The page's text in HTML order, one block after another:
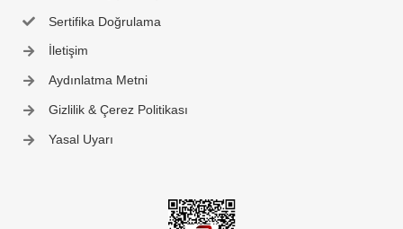
Sertifika Doğrulama
İletişim
Aydınlatma Metni
Gizlilik & Çerez Politikası
Yasal Uyarı